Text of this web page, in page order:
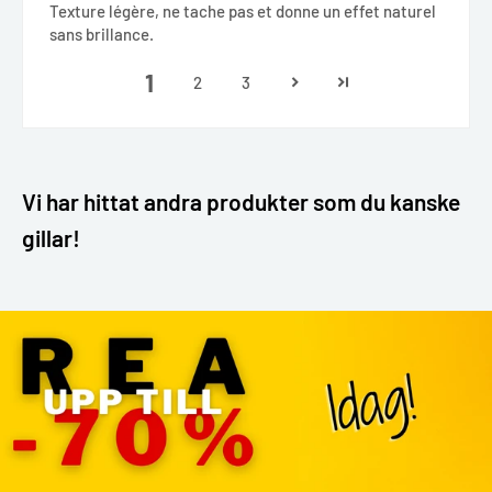
Texture légère, ne tache pas et donne un effet naturel
sans brillance.
1 2 3
Vi har hittat andra produkter som du kanske
gillar!